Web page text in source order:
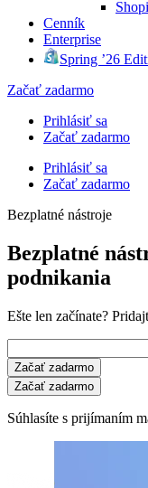
Cenník
Enterprise
Spring ’26
Začať zadarmo
Prihlásiť sa
Začať zadarmo
Prihlásiť sa
Začať zadarmo
Bezplatné nástroje
Bezplatné
podnikania
Ešte len začínate?
Začať zadarmo
Začať zadarmo
Súhlasíte s prijímaním